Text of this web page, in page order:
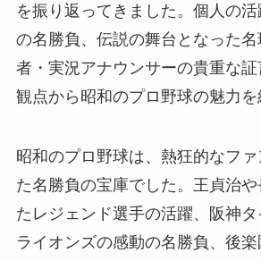
を振り返ってきました。個人の
の名勝負、伝説の舞台となった
者・実況アナウンサーの貴重な
観点から昭和のプロ野球の魅力を
昭和のプロ野球は、熱狂的なフ
た名勝負の宝庫でした。王貞治
たレジェンド選手の活躍、阪神
ライオンズの感動の名勝負、後